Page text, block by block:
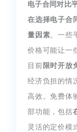
电子合同对比
在选择电子合
量因素。一些
价格可能让一
目前 限时开放
经济负担的情
高效。免费体
部功能，包括
灵活的定价模